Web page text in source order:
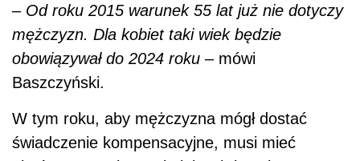
– Od roku 2015 warunek 55 lat już nie dotyczy
mężczyzn. Dla kobiet taki wiek będzie
obowiązywał do 2024 roku – mówi
Baszczyński.
W tym roku, aby mężczyzna mógł dostać
świadczenie kompensacyjne, musi mieć